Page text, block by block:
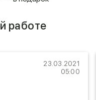
работе
23.03.2021
05:00